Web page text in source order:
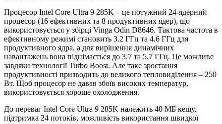
Процесор Intel Core Ultra 9 285K – це потужний 24-ядерний
процесор (16 ефективних та 8 продуктивних ядер), що
використовується у збірці Vinga Odin D8646. Тактова частота в
ефективному режимі становить 3.2 ГГц та 4.6 ГГц для
продуктивного ядра, а для вирішення динамічних
навантажень вона піднімається до 3.7 та 5.7 ГГц. Це можливе
завдяки технології Turbo Boost. Але таке зростання
продуктивності призводить до великого тепловиділення – 250
Вт. Щоб процесор не давав збоїв високих температур,
використовується хороше охолодження.
До переваг Intel Core Ultra 9 285K належить 40 МБ кешу,
підтримка 24 потоків, можливість використання швидкої